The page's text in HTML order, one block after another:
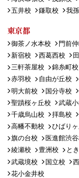
五井校
鎌取校 我
東京都
御茶ノ水本校 門前
新宿校
西葛西校
三軒茶屋校
錦糸町校
赤羽校
自由が丘校
明大前校
国分寺校
聖蹟桜ヶ丘校
武蔵
千歳烏山校
拝島校
高幡不動校
ひばり
旗の台校
医進館渋
綾瀬校
豊洲校 と
武蔵境校
国立校
花小金井校